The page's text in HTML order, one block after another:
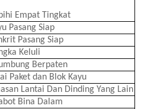
Empat Tingkat
Pasang Siap
Pasang Siap
Keluli
Berpaten
Paket dan Blok Kayu
Lantai Dan Dinding Yang Lain
Bina Dalam